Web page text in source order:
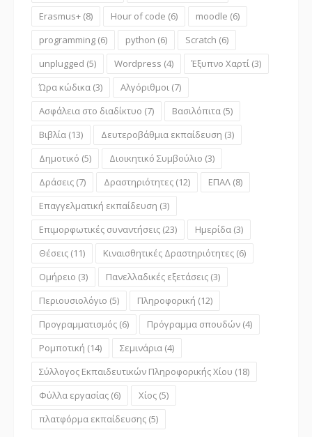
Erasmus+ (8) Hour of code (6) moodle (6)
programming (6) python (6) Scratch (6)
unplugged (5) Wordpress (4) Έξυπνο Χαρτί (3)
Ώρα κώδικα (3) Αλγόριθμοι (7)
Ασφάλεια στο διαδίκτυο (7) Βασιλόπιτα (5)
Βιβλία (13) Δευτεροβάθμια εκπαίδευση (3)
Δημοτικό (5) Διοικητικό Συμβούλιο (3)
Δράσεις (7) Δραστηριότητες (12) ΕΠΑΛ (8)
Επαγγελματική εκπαίδευση (3)
Επιμορφωτικές συναντήσεις (23) Ημερίδα (3)
Θέσεις (11) Κιναισθητικές Δραστηριότητες (6)
Ομήρειο (3) Πανελλαδικές εξετάσεις (3)
Περιουσιολόγιο (5) Πληροφορική (12)
Προγραμματισμός (6) Πρόγραμμα σπουδών (4)
Ρομποτική (14) Σεμινάρια (4)
Σύλλογος Εκπαιδευτικών Πληροφορικής Χίου (18)
Φύλλα εργασίας (6) Χίος (5)
πλατφόρμα εκπαίδευσης (5)